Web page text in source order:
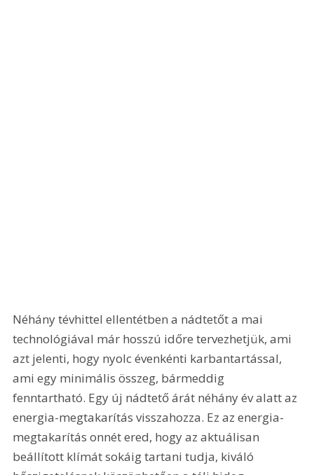
Néhány tévhittel ellentétben a nádtetőt a mai
technológiával már hosszú időre tervezhetjük, ami
azt jelenti, hogy nyolc évenkénti karbantartással,
ami egy minimális összeg, bármeddig
fenntartható. Egy új nádtető árát néhány év alatt az
energia-megtakarítás visszahozza. Ez az energia-
megtakarítás onnét ered, hogy az aktuálisan
beállított klímát sokáig tartani tudja, kiváló